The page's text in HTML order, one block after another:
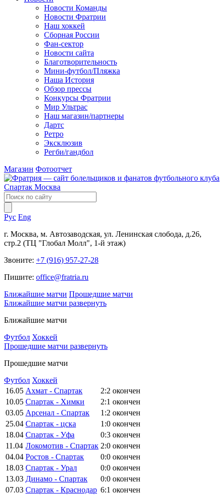
Новости Команды
Новости Фратрии
Наш хоккей
Сборная России
Фан-cектор
Новости сайта
Благотворительность
Мини-футбол/Пляжка
Наша История
Обзор прессы
Конкурсы Фратрии
Мир Ультрас
Наш магазин/партнеры
Дартс
Ретро
Эксклюзив
Регби/гандбол
Магазин Фотоотчет
Рус Eng
г. Москва, м. Автозаводская, ул. Ленинская слобода, д.26,
стр.2 (ТЦ "Глобал Молл", 1-й этаж)
Звоните: +7 (916) 957-27-28
Пишите: office@fratria.ru
Ближайшие матчи Прошедшие матчи
Ближайшие матчи развернуть
Ближайшие матчи
Футбол Хоккей
Прошедшие матчи развернуть
Прошедшие матчи
Футбол Хоккей
16.05 Ахмат - Спартак 2:2 окончен
10.05 Спартак - Химки 2:1 окончен
03.05 Арсенал - Спартак 1:2 окончен
25.04 Спартак - цска 1:0 окончен
18.04 Спартак - Уфа 0:3 окончен
11.04 Локомотив - Спартак 2:0 окончен
04.04 Ростов - Спартак 0:0 окончен
18.03 Спартак - Урал 0:0 окончен
13.03 Динамо - Спартак 0:0 окончен
07.03 Спартак - Краснодар 6:1 окончен